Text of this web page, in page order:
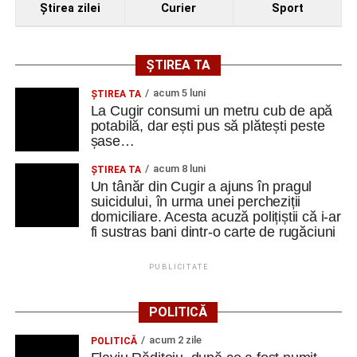
Ştirea zilei Curier Sport
ȘTIREA TA
ȘTIREA TA acum 5 luni
La Cugir consumi un metru cub de apă
potabilă, dar ești pus să plătești peste
șase…
ȘTIREA TA acum 8 luni
Un tânăr din Cugir a ajuns în pragul
suicidului, în urma unei percheziții
domiciliare. Acesta acuză polițiștii că i-ar
fi sustras bani dintr-o carte de rugăciuni
PUBLICITATE
POLITICĂ
POLITICĂ acum 2 zile